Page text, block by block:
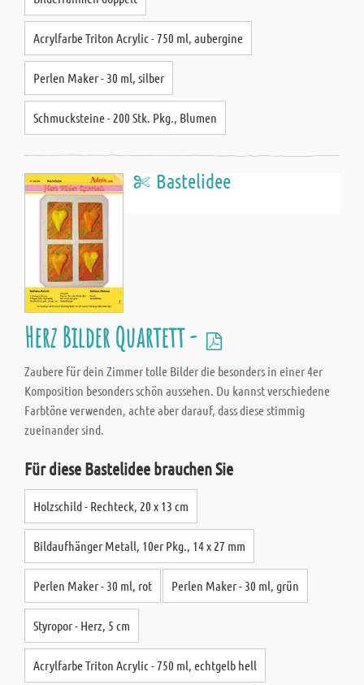
Acrylfarbe Triton Acrylic - 750 ml, aubergine
Perlen Maker - 30 ml, silber
Schmucksteine - 200 Stk. Pkg., Blumen
Bastelidee
Herz Bilder Quartett -
Zaubere für dein Zimmer tolle Bilder die besonders in einer 4er
Komposition besonders schön aussehen. Du kannst verschiedene
Farbtöne verwenden, achte aber darauf, dass diese stimmig
zueinander sind.
Für diese Bastelidee brauchen Sie
Holzschild - Rechteck, 20 x 13 cm
Bildaufhänger Metall, 10er Pkg., 14 x 27 mm
Perlen Maker - 30 ml, rot Perlen Maker - 30 ml, grün
Styropor - Herz, 5 cm
Acrylfarbe Triton Acrylic - 750 ml, echtgelb hell